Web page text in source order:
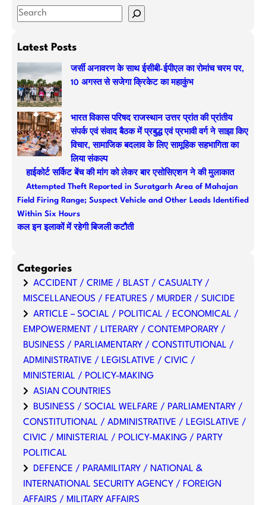
S
a
c
h
Latest Posts
जर्सी अनावरण के साथ ईसीबी-ईपीएल का रोमांच चरम पर,
10 अगस्त से सजेगा क्रिकेट का महाकुंभ
भारत विकास परिषद राजस्थान उत्तर प्रांत की प्रांतीय
संपर्क एवं संवाद बैठक में प्रबुद्ध एवं प्रभावी वर्ग ने साझा किए
विचार, सामाजिक बदलाव के लिए सामूहिक सहभागिता का
लिया संकल्प
हाईकोर्ट सर्किट बेंच की मांग को लेकर बार एसोसिएशन ने की मुलाकात
Attempted Theft Reported in Suratgarh Area of Mahajan
Field Firing Range; Suspect Vehicle and Other Leads Identified
Within Six Hours
कल इन इलाकों में रहेगी बिजली कटौती
Categories
ACCIDENT / CRIME / BLAST / CASUALTY /
MISCELLANEOUS / FEATURES / MURDER / SUICIDE
ARTICLE – SOCIAL / POLITICAL / ECONOMICAL /
EMPOWERMENT / LITERARY / CONTEMPORARY /
BUSINESS / PARLIAMENTARY / CONSTITUTIONAL /
ADMINISTRATIVE / LEGISLATIVE / CIVIC /
MINISTERIAL / POLICY-MAKING
ASIAN COUNTRIES
BUSINESS / SOCIAL WELFARE / PARLIAMENTARY /
CONSTITUTIONAL / ADMINISTRATIVE / LEGISLATIVE /
CIVIC / MINISTERIAL / POLICY-MAKING / PARTY
POLITICAL
DEFENCE / PARAMILITARY / NATIONAL &
INTERNATIONAL SECURITY AGENCY / FOREIGN
AFFAIRS / MILITARY AFFAIRS